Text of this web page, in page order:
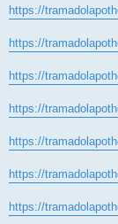
https://
https://
https://
https://
https://
https://
https://